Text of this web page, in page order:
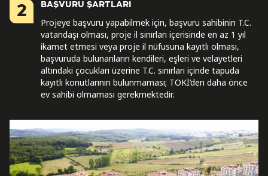
2 BAŞVURU ŞARTLARI
Projeye başvuru yapabilmek için, başvuru sahibinin T.C.
vatandaşı olması, proje il sınırları içerisinde en az 1 yıl
ikamet etmesi veya proje il nüfusuna kayıtlı olması,
başvuruda bulunanların kendileri, eşleri ve velayetleri
altındaki çocukları üzerine T.C. sınırları içinde tapuda
kayıtlı konutlarının bulunmaması; TOKİ’den daha önce
ev sahibi olmaması gerekmektedir.